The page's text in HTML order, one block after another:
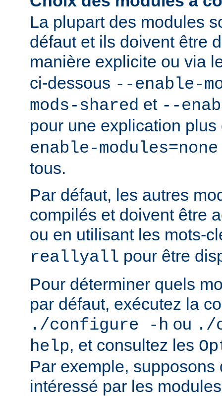
La plupart des modules
défaut et ils doivent être
manière explicite ou via
ci-dessous --enable-
mods-shared et --
pour une explication
enable-modules=none
tous.
Par défaut, les autres
compilés et doivent être
ou en utilisant les mots-
reallyall pour être
Pour déterminer quels
par défaut, exécutez la
./configure -h ou ./
help, et consultez les
Par exemple, supposons
intéressé par les